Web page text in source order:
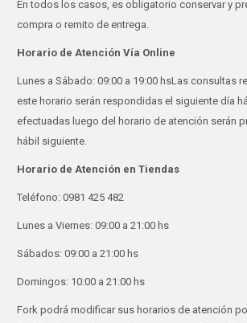
En todos los casos, es obligatorio conservar y
compra o remito de entrega.
Horario de Atención Vía Online
Lunes a Sábado: 09:00 a 19:00 hsLas consultas
este horario serán respondidas el siguiente día
efectuadas luego del horario de atención serán
hábil siguiente.
Horario de Atención en Tiendas
Teléfono: 0981 425 482
Lunes a Viernes: 09:00 a 21:00 hs
Sábados: 09:00 a 21:00 hs
Domingos: 10:00 a 21:00 hs
Fork podrá modificar sus horarios de atención